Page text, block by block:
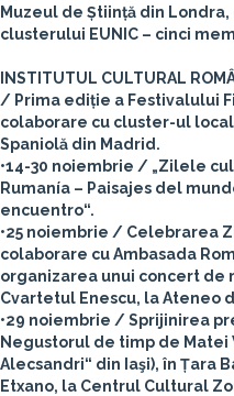
Muzeul de Știință din
clusterului EUNIC – cinci
INSTITUTUL CULTURAL
/ Prima ediție a Festivalului
colaborare cu cluster-ul local
Spaniolă din Madrid.
•14-30 noiembrie / „Zilele
Rumanía – Paisajes del
encuentro“.
•25 noiembrie / Celebrarea
colaborare cu Ambasada
organizarea unui concert de
Cvartetul Enescu, la Ateneo
•29 noiembrie / Sprijinirea
Negustorul de timp de Matei
Alecsandri“ din Iaşi), în Țara
Etxano, la Centrul Cultural